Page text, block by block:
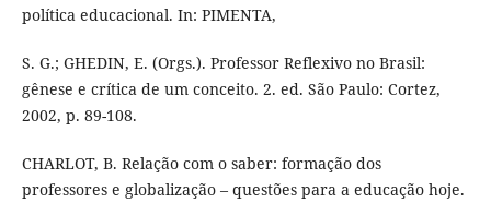
política educacional. In: PIMENTA,
S. G.; GHEDIN, E. (Orgs.). Professor Reflexivo no Brasil:
gênese e crítica de um conceito. 2. ed. São Paulo: Cortez,
2002, p. 89-108.
CHARLOT, B. Relação com o saber: formação dos
professores e globalização – questões para a educação hoje.